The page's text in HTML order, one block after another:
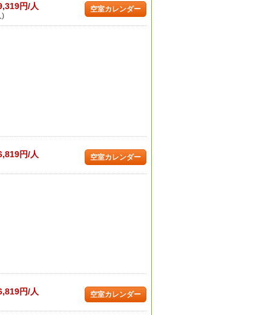
円/人
)
空室カレンダー
円/人 空室カレンダー
円/人 空室カレンダー